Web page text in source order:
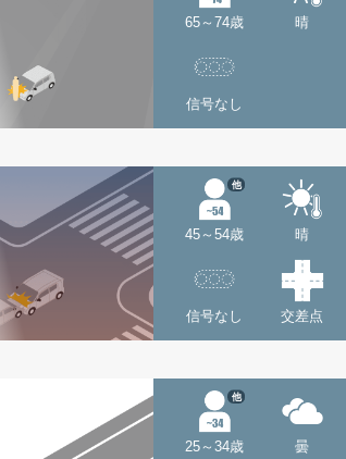
65～74歳 晴
信号なし
45～54歳
他
晴
信号なし 交差点
25～34歳
他
曇